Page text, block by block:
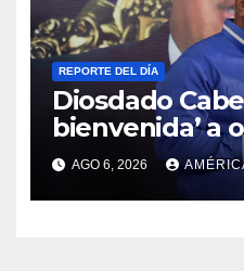
REPORTE DEL DÍA
Diosdado
bienvenida’ a
llegaron al
con el gobierno
AGO 6, 2026